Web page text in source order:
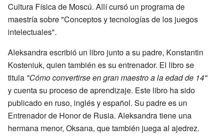
Cultura Física de Moscú. Allí cursó un programa de
maestría sobre "Conceptos y tecnologías de los juegos
intelectuales".
Aleksandra escribió un libro junto a su padre, Konstantin
Kosteniuk, quien también es su entrenador. El libro se
titula "Cómo convertirse en gran maestro a la edad de 14"
y cuenta su proceso de aprendizaje. Este libro ha sido
publicado en ruso, inglés y español. Su padre es un
Entrenador de Honor de Rusia. Aleksandra tiene una
hermana menor, Oksana, que también juega al ajedrez.